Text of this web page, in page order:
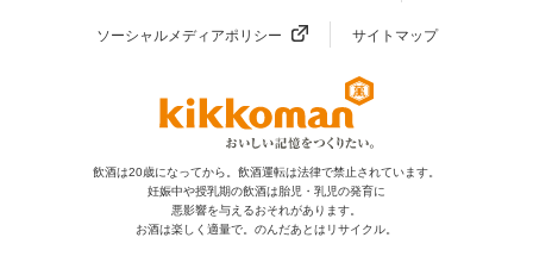
ソーシャルメディアポリシー サイトマップ
飲酒は20歳になってから。飲酒運転は法律で禁止されています。
妊娠中や授乳期の飲酒は胎児・乳児の発育に
悪影響を与えるおそれがあります。
お酒は楽しく適量で。のんだあとはリサイクル。